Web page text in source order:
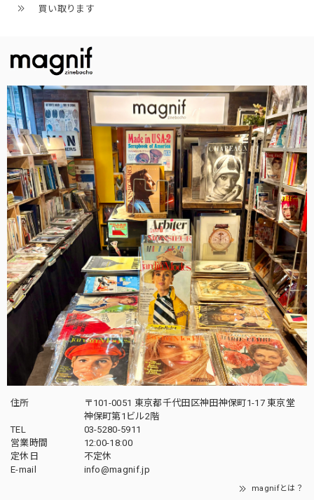
買い取ります
住所
〒101-0051 東京都千代田区神田神保町1-17 東京堂
神保町第1ビル2階
TEL
03-5280-5911
営業時間
12:00-18:00
定休日
不定休
E-mail
info@magnif.jp
magnifとは？